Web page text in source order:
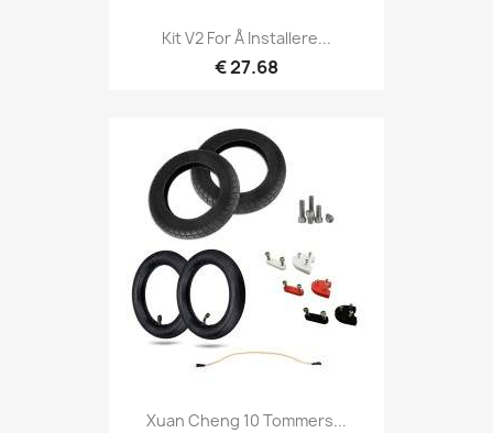
Kit V2 For Å Installere...
€ 27.68
Xuan Cheng 10 Tommers...